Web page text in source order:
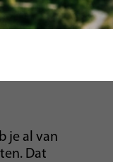
je al van
Dat